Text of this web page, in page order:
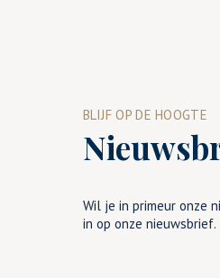
BLIJF OP DE HOOGTE
Wil je in primeur onze
in op onze nieuwsbrief.